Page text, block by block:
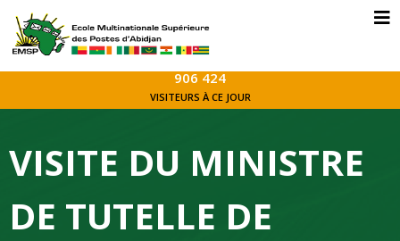
906 424
VISITEURS À CE JOUR
VISITE DU MINISTRE
DE TUTELLE DE